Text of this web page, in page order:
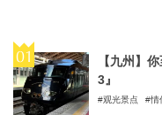
【九州】
3』
观光景点 情